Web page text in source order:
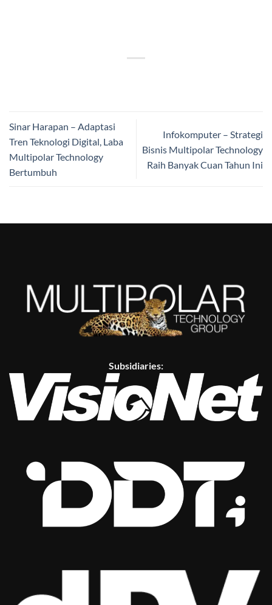
Sinar Harapan – Adaptasi
Tren Teknologi Digital, Laba
Multipolar Technology
Bertumbuh
Infokomputer – Strategi
Bisnis Multipolar Technology
Raih Banyak Cuan Tahun Ini
Subsidiaries: